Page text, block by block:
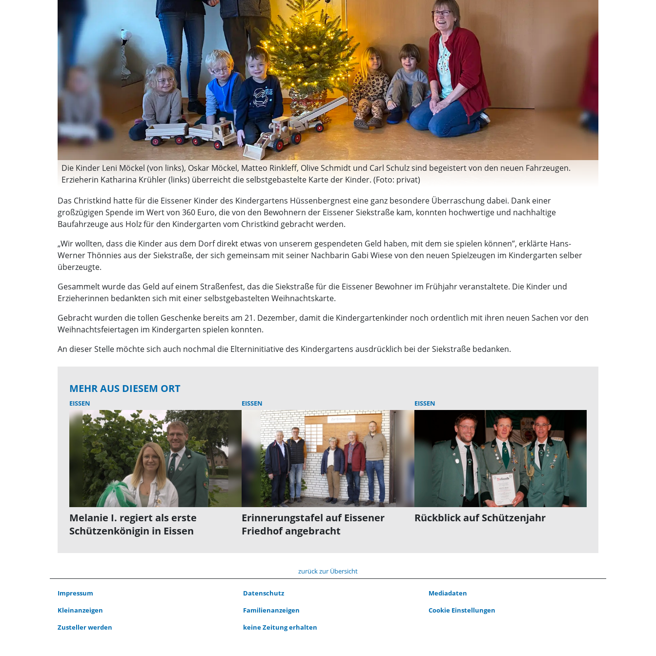
Die Kinder Leni Möckel (von links), Oskar Möckel, Matteo Rinkleff, Olive Schmidt und Carl Schulz sind begeistert von den neuen Fahrzeugen.
Erzieherin Katharina Krühler (links) überreicht die selbstgebastelte Karte der Kinder. (Foto: privat)
Das Christkind hatte für die Eissener Kinder des Kindergartens Hüssenbergnest eine ganz besondere Überraschung dabei. Dank einer
großzügigen Spende im Wert von 360 Euro, die von den Bewohnern der Eissener Siekstraße kam, konnten hochwertige und nachhaltige
Baufahrzeuge aus Holz für den Kindergarten vom Christkind gebracht werden.
„Wir wollten, dass die Kinder aus dem Dorf direkt etwas von unserem gespendeten Geld haben, mit dem sie spielen können”, erklärte Hans-
Werner Thönnies aus der Siekstraße, der sich gemeinsam mit seiner Nachbarin Gabi Wiese von den neuen Spielzeugen im Kindergarten selber
überzeugte.
Gesammelt wurde das Geld auf einem Straßenfest, das die Siekstraße für die Eissener Bewohner im Frühjahr veranstaltete. Die Kinder und
Erzieherinnen bedankten sich mit einer selbstgebastelten Weihnachtskarte.
Gebracht wurden die tollen Geschenke bereits am 21. Dezember, damit die Kindergartenkinder noch ordentlich mit ihren neuen Sachen vor den
Weihnachtsfeiertagen im Kindergarten spielen konnten.
An dieser Stelle möchte sich auch nochmal die Elterninitiative des Kindergartens ausdrücklich bei der Siekstraße bedanken.
MEHR AUS DIESEM ORT
EISSEN
Melanie I. regiert als erste
Schützenkönigin in Eissen
EISSEN
Erinnerungstafel auf Eissener
Friedhof angebracht
EISSEN
Rückblick auf Schützenjahr
zurück zur Übersicht
Impressum Datenschutz
Mediadaten
Kleinanzeigen
Familienanzeigen
Cookie Einstellungen
Zusteller werden
keine Zeitung erhalten